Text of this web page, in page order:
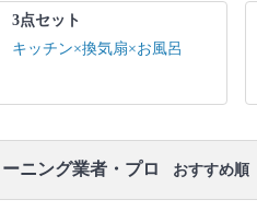
キッチン / 換気扇 / お風呂 2点セッ
換気扇 ※それぞれの「共通の作業範
。
3点セット
キッチン×換気扇×お風呂
ニング業者・プロ おすすめ順